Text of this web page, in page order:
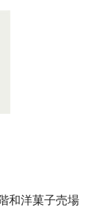
和洋菓子売場